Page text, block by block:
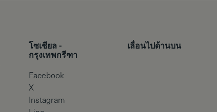
โซเชียล -
กรุงเทพกรีฑา
Facebook
X
Instagram
เลื่อนไปด้านบน